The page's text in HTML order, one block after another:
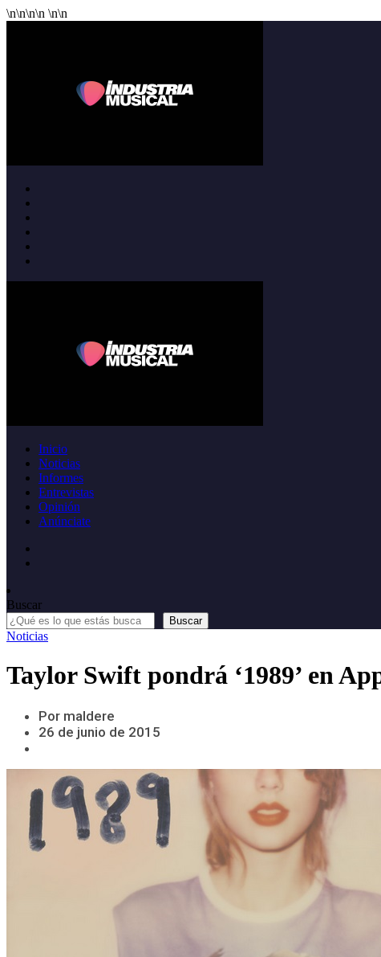
\n\n\n\n \n\n
Inicio
Noticias
Informes
Entrevistas
Opinión
Anúnciate
Buscar
Buscar
Noticias
Taylor Swift pondrá ‘1989’ en
Por maldere
26 de junio de 2015